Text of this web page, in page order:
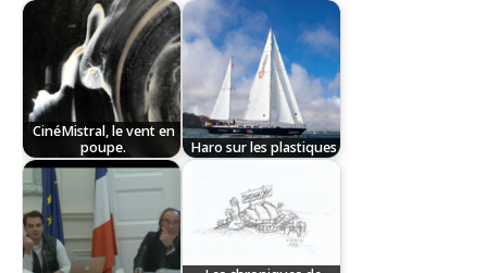
CinéMistral, le vent en
poupe.
Haro sur les plastiques